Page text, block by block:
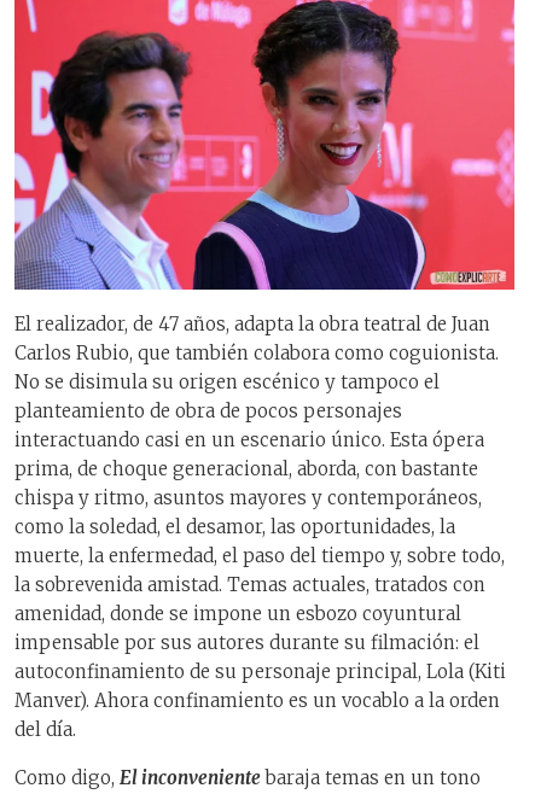
El realizador, de 47 años, adapta la obra teatral de Juan
Carlos Rubio, que también colabora como coguionista.
No se disimula su origen escénico y tampoco el
planteamiento de obra de pocos personajes
interactuando casi en un escenario único. Esta ópera
prima, de choque generacional, aborda, con bastante
chispa y ritmo, asuntos mayores y contemporáneos,
como la soledad, el desamor, las oportunidades, la
muerte, la enfermedad, el paso del tiempo y, sobre todo,
la sobrevenida amistad. Temas actuales, tratados con
amenidad, donde se impone un esbozo coyuntural
impensable por sus autores durante su filmación: el
autoconfinamiento de su personaje principal, Lola (Kiti
Manver). Ahora confinamiento es un vocablo a la orden
del día.
Como digo, El inconveniente baraja temas en un tono